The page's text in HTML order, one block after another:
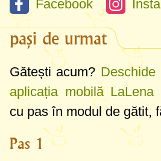
Facebook
pași de urmat
Gătești acum? Deschide
aplicația mobilă LaLena
cu pas în modul de gătit,
Pas 1